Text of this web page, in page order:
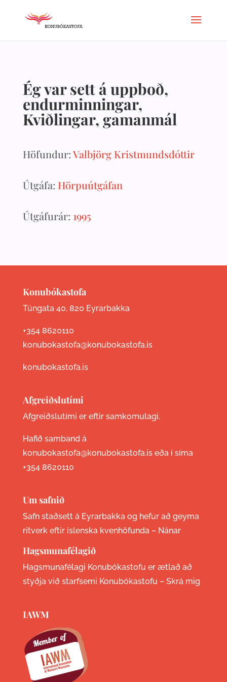
Ég var sett á uppboð,
endurminningar,
Kviðlingar, gamanmál
Höfundur:Valbjörg Kristmundsdóttir
Útgáfa: Hörpuútgáfan
Útgáfurár: 1995
Konubókastofa
Túngata 40, 820 Eyrarbakka
+354 8620110
konubokastofa@konubokastofa.is
konubokastofa.is
Afgreiðslutími
Afgreiðslutími er eftir samkomulagi.
Hafið samband á
konubokastofa@konubokastofa.is eða í síma
+354 8620110
Um safnið
Safn staðsett á Eyrarbakka og hefur að geyma
ritverk eftir íslenska kvenhöfunda – Nánar
Hagsmunafélagið
Hagsmunafélagi Konubókastofu er ætlað að
styðja við starfsemi Konubókastofu – Skrá mig
IAWM